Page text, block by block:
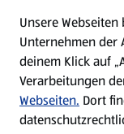
Nachhaltigkeit
Karriere
Unsere
Unternehmen der
deinem Klick auf
Verarbeitungen
Webseiten. Dort